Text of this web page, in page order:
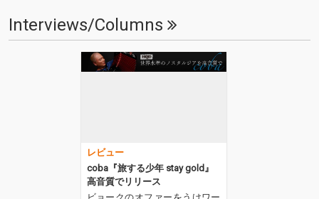
Interviews/Columns
レビュー
coba『旅する少年 stay gold』
高音質でリリース